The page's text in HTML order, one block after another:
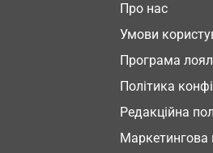
Про нас
Умови
Програма
Політика
Редакційна
Маркетингова